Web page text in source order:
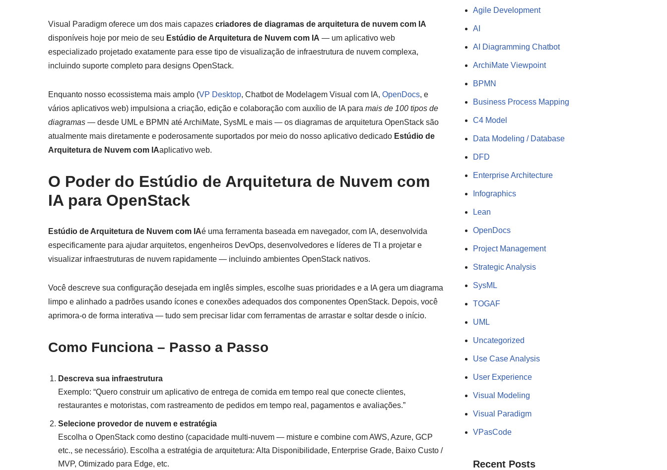
Visual Paradigm oferece um dos mais capazes criadores de diagramas de arquitetura de nuvem com IA
disponíveis hoje por meio de seu Estúdio de Arquitetura de Nuvem com IA — um aplicativo web
especializado projetado exatamente para esse tipo de visualização de infraestrutura de nuvem complexa,
incluindo suporte completo para designs OpenStack.
Enquanto nosso ecossistema mais amplo (VP Desktop, Chatbot de Modelagem Visual com IA, OpenDocs, e
vários aplicativos web) impulsiona a criação, edição e colaboração com auxílio de IA para mais de 100 tipos de
diagramas — desde UML e BPMN até ArchiMate, SysML e mais — os diagramas de arquitetura OpenStack são
atualmente mais diretamente e poderosamente suportados por meio do nosso aplicativo dedicado Estúdio de
Arquitetura de Nuvem com IAaplicativo web.
O Poder do Estúdio de Arquitetura de Nuvem com
IA para OpenStack
Estúdio de Arquitetura de Nuvem com IAé uma ferramenta baseada em navegador, com IA, desenvolvida
especificamente para ajudar arquitetos, engenheiros DevOps, desenvolvedores e líderes de TI a projetar e
visualizar infraestruturas de nuvem rapidamente — incluindo ambientes OpenStack nativos.
Você descreve sua configuração desejada em inglês simples, escolhe suas prioridades e a IA gera um diagrama
limpo e alinhado a padrões usando ícones e conexões adequados dos componentes OpenStack. Depois, você
aprimora-o de forma interativa — tudo sem precisar lidar com ferramentas de arrastar e soltar desde o início.
Como Funciona – Passo a Passo
Descreva sua infraestrutura
Exemplo: “Quero construir um aplicativo de entrega de comida em tempo real que conecte clientes,
restaurantes e motoristas, com rastreamento de pedidos em tempo real, pagamentos e avaliações.”
Selecione provedor de nuvem e estratégia
Escolha o OpenStack como destino (capacidade multi-nuvem — misture e combine com AWS, Azure, GCP
etc., se necessário). Escolha a estratégia de arquitetura: Alta Disponibilidade, Enterprise Grade, Baixo Custo /
MVP, Otimizado para Edge, etc.
Agile Development
AI
AI Diagramming Chatbot
ArchiMate Viewpoint
BPMN
Business Process Mapping
C4 Model
Data Modeling / Database
DFD
Enterprise Architecture
Infographics
Lean
OpenDocs
Project Management
Strategic Analysis
SysML
TOGAF
UML
Uncategorized
Use Case Analysis
User Experience
Visual Modeling
Visual Paradigm
VPasCode
Recent Posts